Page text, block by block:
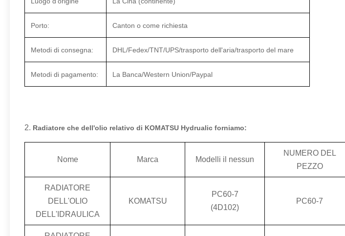
Porto: Canton o come richiesta
Metodi di consegna: DHL/Fedex/TNT/UPS/trasporto dell'aria/trasporto del mare
Metodi di pagamento: La Banca/Western Union/Paypal
2. Radiatore che dell'olio relativo di KOMATSU Hydrualic forniamo:
Nome Marca Modelli il nessun
NUMERO DEL
PEZZO
RADIATORE
DELL'OLIO
DELL'IDRAULICA
KOMATSU
PC60-7
(4D102)
PC60-7